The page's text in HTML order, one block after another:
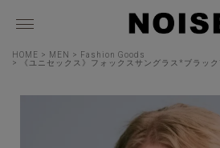
HOME MEN
Fashion Goods
《ユニセックス》フォックスサングラス*ブラッ